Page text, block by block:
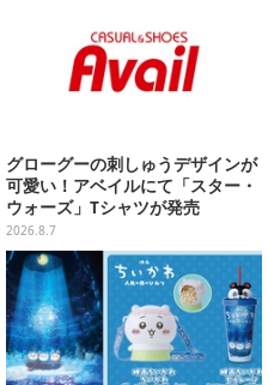
グローグーの刺しゅうデザインが
可愛い！アベイルにて「スター・
ウォーズ」Tシャツが発売
2026.8.7